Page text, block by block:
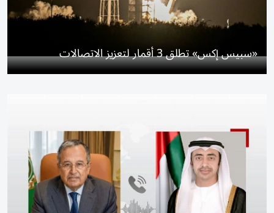
«سبيس إكس» تطلق 3 أقمار لتعزيز الاتصالات